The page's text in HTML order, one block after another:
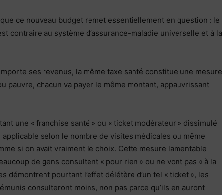
que ce nouveau budget remet essentiellement en question : le
contraire au système d’assurance-maladie universelle et à la
ses revenus, la même taxe santé constitue une mesure
pauvre, chacun va payer le même montant, appauvrissant
une « franchise santé » ou « ticket modérateur » dissimulé
selon le nombre de visites médicales ou même
si on avait vraiment le choix. Cette mesure lamentable
de gens consultent « pour rien » ou ne vont pas « à la
démontrent pourtant l’effet délétère d’un tel « ticket », les
consulteront moins, non pas parce qu’ils en auront